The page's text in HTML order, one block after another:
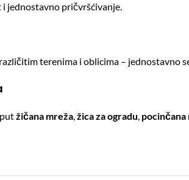
jednostavno pričvršćivanje.
terenima i oblicima – jednostavno
žičana mreža,žica za ogradu, pocinčana